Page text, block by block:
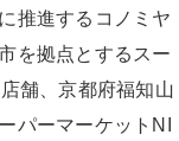
推進するコノミヤ
を拠点とするスー
舗、京都府福知山
パーマーケットNI